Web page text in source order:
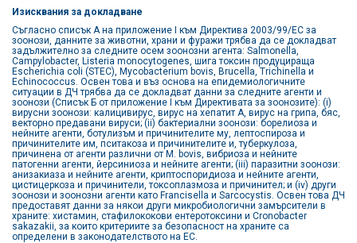
Изисквания за докладване
Съгласно списък А на приложение I към Директива 2003/99/ЕС за
зоонози, данните за животни, храни и фуражи трябва да се докладват
задължително за следните осем зоонозни агента: Salmonella,
Campylobacter, Listeria monocytogenes, шига токсин продуцираща
Escherichia coli (STEC), Mycobacterium bovis, Brucella, Trichinella и
Echinococcus. Освен това и въз основа на епидемиологичните
ситуации в ДЧ трябва да се докладват данни за следните агенти и
зоонози (Списък Б от приложение I към Директивата за зоонозите): (i)
вирусни зоонози: калицивирус, вирус на хепатит А, вирус на грипа, бяс,
векторно предавани вируси; (ii) бактериални зоонози: борелиоза и
нейните агенти, ботулизъм и причинителите му, лептоспироза и
причинителите им, пситакоза и причинителите и, туберкулоза,
причинена от агенти различни от M. bovis, вибриоза и нейните
патогенни агенти, йерсиниоза и нейните агенти; (iii) паразитни зоонози:
анизакиаза и нейните агенти, криптоспоридиоза и нейните агенти,
цистицеркоза и причинители, токсоплазмоза и причинител; и (iv) други
зоонози и зоонозни агенти като Francisella и Sarcocystis. Освен това ДЧ
предоставят данни за някои други микробиологични замърсители в
храните: хистамин, стафилококови ентеротоксини и Cronobacter
sakazakii, за които критериите за безопасност на храните са
определени в законодателството на ЕС.